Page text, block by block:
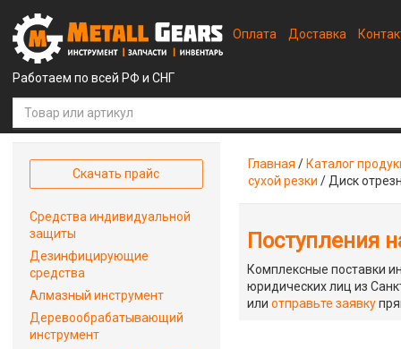
Работаем по всей РФ и СНГ
Оплата Доставка
Главная / Каталог
сухой резки / Диск
Поступления
Комплексные поставки
юридических лиц из
илиотправьте заявку
Скачать прайс
Средства индивидуальной
защиты
Дезинфицирующие
средства
Алмазный инструмент
Деревообрабатывающий
инструмент